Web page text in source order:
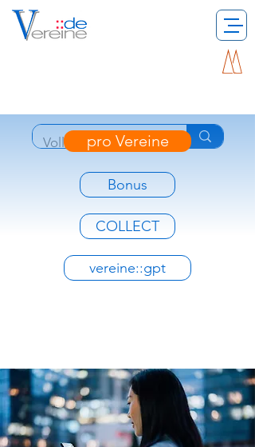
pro Vereine
Bonus
COLLECT
vereine::gpt